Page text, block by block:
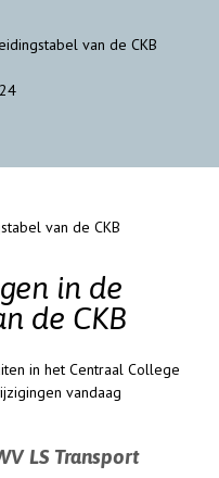
van de CKB
van de CKB
in de
de CKB
in het Centraal College
vandaag
LS Transport